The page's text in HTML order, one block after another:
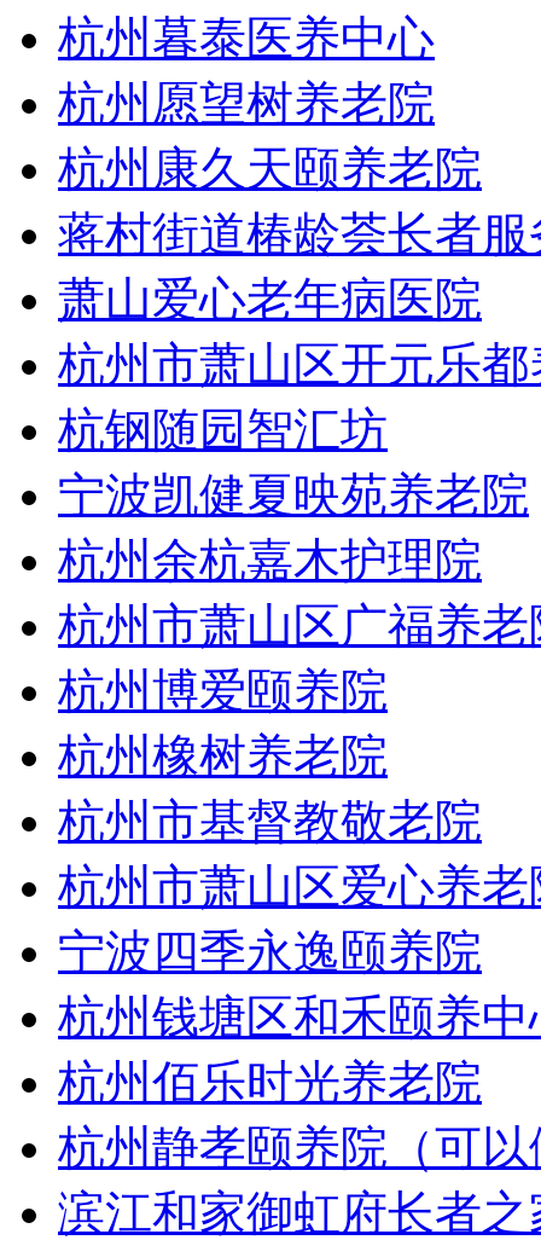
杭州暮泰医养中心
杭州愿望树养老院
杭州康久天颐养老院
蒋村街道椿龄荟长者
萧山爱心老年病医院
杭州市萧山区开元乐
杭钢随园智汇坊
宁波凯健夏映苑养老院
杭州余杭嘉木护理院
杭州市萧山区广福养老
杭州博爱颐养院
杭州橡树养老院
杭州市基督教敬老院
杭州市萧山区爱心养老
宁波四季永逸颐养院
杭州钱塘区和禾颐养中
杭州佰乐时光养老院
杭州静孝颐养院（可
滨江和家御虹府长者之